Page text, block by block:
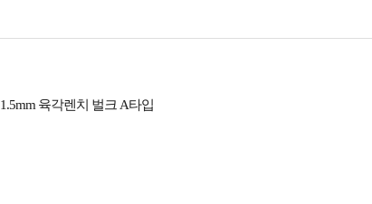
1.5mm 육각렌치 벌크 A타입